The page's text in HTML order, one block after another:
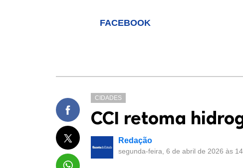
FACEBOOK
CIDADES
CCI retoma
Redação
segunda-feira, 6 de abril de 2026 às